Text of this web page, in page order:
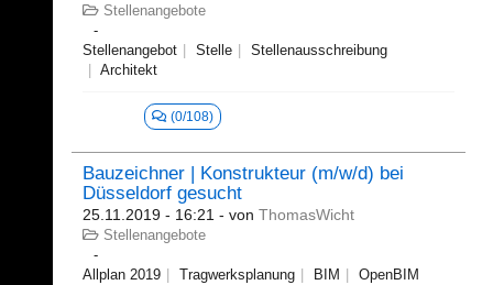
Stellenangebote
Stellenangebot Stelle
Stellenausschreibung
Architekt
(0/108)
Bauzeichner | Konstrukteur (m/w/d) bei
Düsseldorf gesucht
25.11.2019 - 16:21 - von ThomasWicht
Stellenangebote
Allplan 2019 Tragwerksplanung BIM
OpenBIM